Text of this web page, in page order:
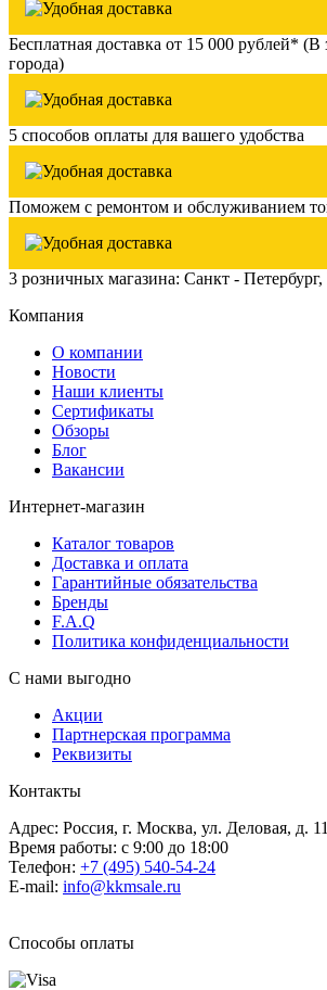
Бесплатная доставка от 15 000 рублей* (В
города)
5 способов оплаты для вашего удобства
Поможем с ремонтом и обслуживанием
3 розничных магазина: Санкт -
Компания
О компании
Новости
Наши клиенты
Сертификаты
Обзоры
Блог
Вакансии
Интернет-магазин
Каталог товаров
Доставка и оплата
Гарантийные обязательства
Бренды
F.A.Q
Политика конфиденциальности
С нами выгодно
Акции
Партнерская программа
Реквизиты
Контакты
Адрес: Россия, г. Москва, ул. Деловая, д.
Время работы: с 9:00 до 18:00
Телефон: +7 (495) 540-54-24
E-mail: info@kkmsale.ru
Способы оплаты